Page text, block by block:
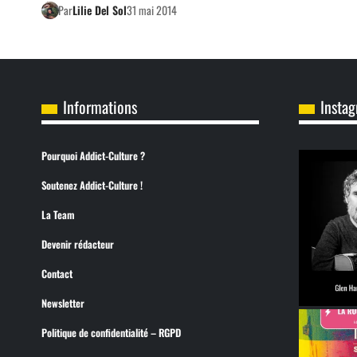
ParLilie Del Sol31 mai 2014
Informations
Pourquoi Addict-Culture ?
Soutenez Addict-Culture !
La Team
Devenir rédacteur
Contact
Newsletter
Politique de confidentialité – RGPD